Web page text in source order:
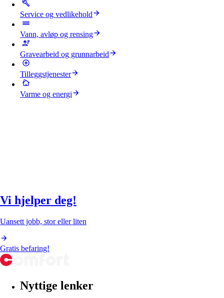
Service og vedlikehold
Vann, avløp og rensing
Gravearbeid og grunnarbeid
Tilleggstjenester
Varme og energi
Vi hjelper deg!
Uansett jobb, stor eller liten
Gratis befaring!
Nyttige lenker